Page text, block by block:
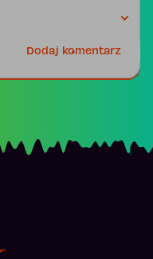
Dodaj komentarz